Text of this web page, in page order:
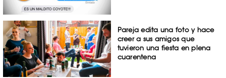
Pareja edita una foto y hace
creer a sus amigos que
tuvieron una fiesta en plena
cuarentena